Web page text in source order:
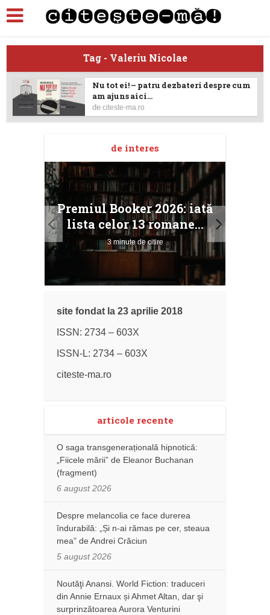
Tag - Valeriu Nicolae
Nu tot ei! – patru dezbateri despre cum
am ajuns aici...
deciteste-ma.ro
de interes
Premiul Booker 2026: iată
lista celor 13 romane...
3 minute de citire
site fondat la 23 aprilie 2018
ISSN: 2734 – 603X
ISSN-L: 2734 – 603X
citeste-ma.ro
articole recente
O saga transgenerațională hipnotică:
„Fiicele mării” de Eleanor Buchanan
(fragment)
6 august 2026
Despre melancolia ce face durerea
îndurabilă: „Și n-ai rămas pe cer, steaua
mea” de Andrei Crăciun
5 august 2026
Noutăţi Anansi. World Fiction: traduceri
din Annie Ernaux și Ahmet Altan, dar şi
surprinzătoarea Aurora Venturini